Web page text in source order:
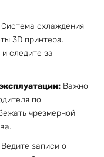
Система охлаждения
3D принтера.
следите за
Важно
по
чрезмерной
Ведите записи о